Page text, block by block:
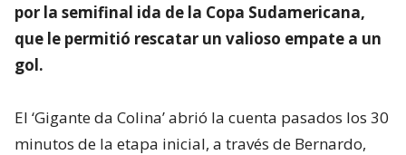
por la semifinal ida de la Copa Sudamericana,
que le permitió rescatar un valioso empate a un
gol.
El ‘Gigante da Colina’ abrió la cuenta pasados los 30
minutos de la etapa inicial, a través de Bernardo,